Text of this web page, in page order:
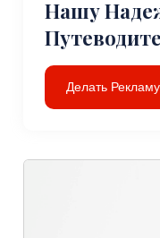
Нашу
Делать Рекламу